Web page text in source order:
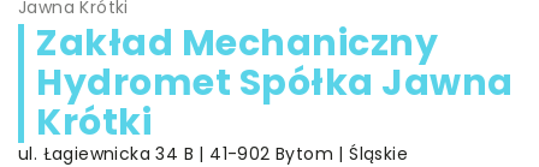
Jawna Krótki
Zakład Mechaniczny
Hydromet Spółka Jawna
Krótki
ul. Łagiewnicka 34 B | 41-902 Bytom | Śląskie